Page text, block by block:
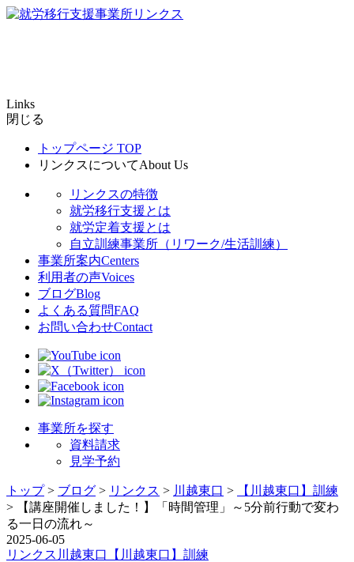
Links
閉じる
トップページ TOP
リンクスについてAbout Us
リンクスの特徴
就労移行支援とは
就労定着支援とは
自立訓練事業所（リワーク/生活訓練）
事業所案内Centers
利用者の声Voices
ブログBlog
よくある質問FAQ
お問い合わせContact
事業所を探す
資料請求
見学予約
トップ> ブログ > リンクス > 川越東口 >
【川越東口】訓練
>
【講座開催しました！】「時間管理」～5分前行動で変わ
る一日の流れ～
2025-06-05
リンクス 川越東口 【川越東口】訓練